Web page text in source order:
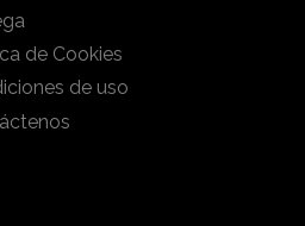
de Cookies
de uso